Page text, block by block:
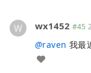
wx1452 #45
@raven 我最